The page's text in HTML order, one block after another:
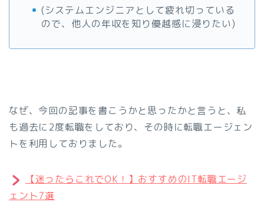
(システムエンジニアとして疲れ切っている
ので、他人の年収を知り優越感に浸りたい)
なぜ、今回の記事を書こうかと思ったかと言うと、私
も過去に2度転職をしており、その時に転職エージェン
トを利用しておりました。
【迷ったらこれでOK！】おすすめのIT転職エージ
ェント7選